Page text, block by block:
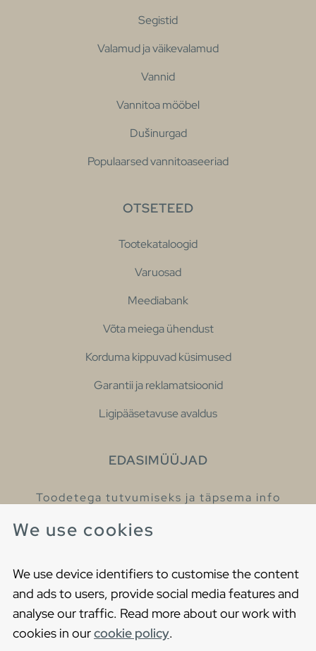
We use cookies
We use device identifiers to customise the content
and ads to users, provide social media features and
analyse our traffic. Read more about our work with
cookies in ourcookie policy.
Segistid
Valamud ja väikevalamud
Vannid
Vannitoa mööbel
Dušinurgad
Populaarsed vannitoaseeriad
OTSETEED
Tootekataloogid
Varuosad
Meediabank
Võta meiega ühendust
Korduma kippuvad küsimused
Garantii ja reklamatsioonid
Ligipääsetavuse avaldus
EDASIMÜÜJAD
Toodetega tutvumiseks ja täpsema info